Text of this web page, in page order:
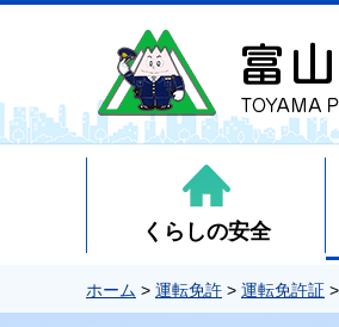
くらしの安全
ホーム > 運転免許 > 運転免許証